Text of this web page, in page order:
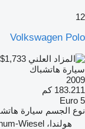
12
Volkswagen Polo
سيارة هاتشباك
2009
183.211 كم
Euro 5
نوع الجسم سيارة
هولندا، Wenum-Wiesel